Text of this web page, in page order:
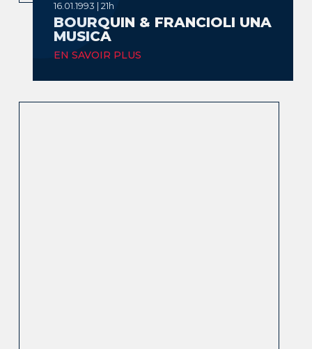
16.01.1993 | 21h
BOURQUIN & FRANCIOLI UNA
MUSICA
EN SAVOIR PLUS